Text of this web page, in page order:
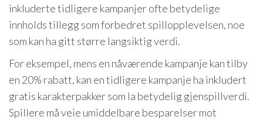
inkluderte tidligere kampanjer ofte betydelige
innholds tillegg som forbedret spillopplevelsen, noe
som kan ha gitt større langsiktig verdi.
For eksempel, mens en nåværende kampanje kan tilby
en 20% rabatt, kan en tidligere kampanje ha inkludert
gratis karakterpakker som la betydelig gjenspillverdi.
Spillere må veie umiddelbare besparelser mot